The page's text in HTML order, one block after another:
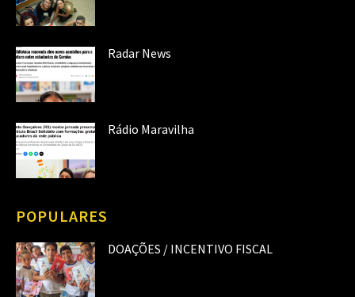
Radar News
Rádio Maravilha
POPULARES
DOAÇÕES / INCENTIVO FISCAL